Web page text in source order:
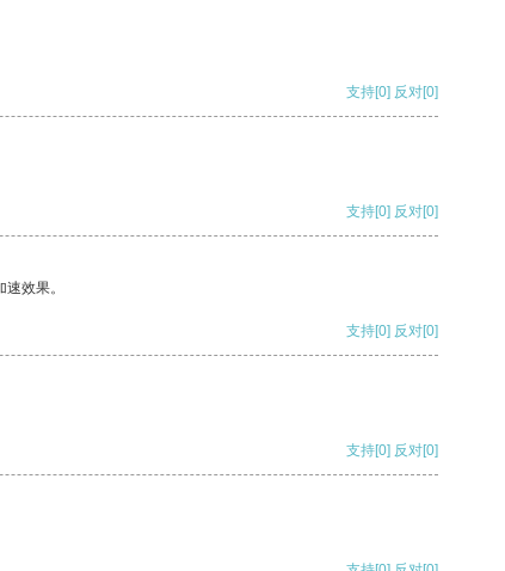
支持[0] 反对[0]
支持[0] 反对[0]
效果。
支持[0] 反对[0]
支持[0] 反对[0]